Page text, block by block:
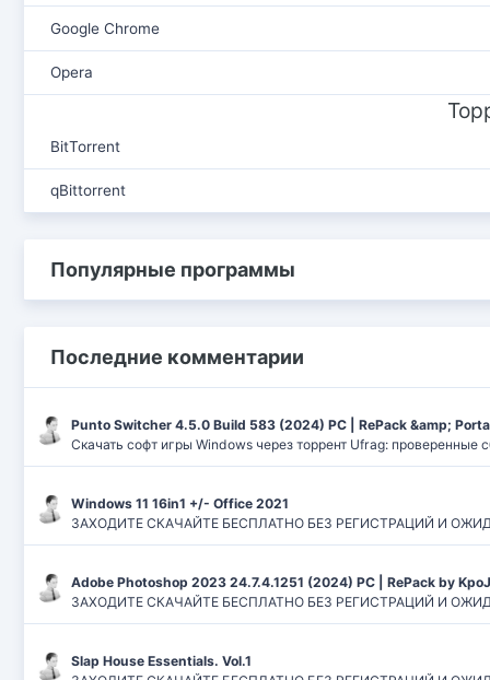
Google Chrome
Opera
BitTorrent
qBittorrent
Популярные программы
Последние комментарии
Punto Switcher 4.5.0 Build 583 (2024) РС | RePack &amp;
Скачать софт игры Windows через торрент Ufrag: проверенные
Windows 11 16in1 +/- Office 2021
ЗАХОДИТЕ СКАЧАЙТЕ БЕСПЛАТНО БЕЗ РЕГИСТРАЦИЙ И
Adobe Photoshop 2023 24.7.4.1251 (2024) PC | RePack by
ЗАХОДИТЕ СКАЧАЙТЕ БЕСПЛАТНО БЕЗ РЕГИСТРАЦИЙ И
Slap House Essentials. Vol.1